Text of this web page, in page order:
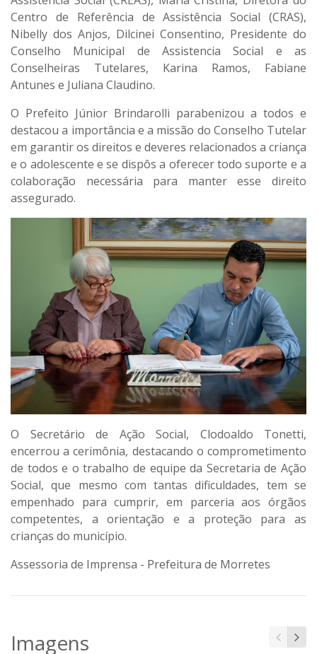
Centro de Referência de Assistência Social (CRAS),
Nibelly dos Anjos, Dilcinei Consentino, Presidente do
Conselho Municipal de Assistencia Social e as
Conselheiras Tutelares, Karina Ramos, Fabiane
Antunes e Juliana Claudino.
O Prefeito Júnior Brindarolli parabenizou a todos e
destacou a importância e a missão do Conselho Tutelar
em garantir os direitos e deveres relacionados a criança
e o adolescente e se dispôs a oferecer todo suporte e a
colaboração necessária para manter esse direito
assegurado.
O Secretário de Ação Social, Clodoaldo Tonetti,
encerrou a cerimônia, destacando o comprometimento
de todos e o trabalho de equipe da Secretaria de Ação
Social, que mesmo com tantas dificuldades, tem se
empenhado para cumprir, em parceria aos órgãos
competentes, a orientação e a proteção para as
crianças do município.
Assessoria de Imprensa - Prefeitura de Morretes
Imagens